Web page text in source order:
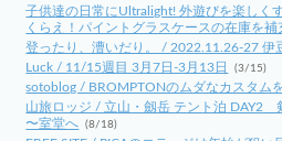
子供達の日常にUltralight! 外遊びを楽しく
くらえ！パイントグラスケースの在庫を補
登ったり、漕いだり。 / 2022.11.26-27 伊
Luck / 11/15週目 3月7日-3月13日 (3/15)
sotoblog / BROMPTONのムダなカスタム
山旅ロッジ / 立山・劔岳 テント泊 DAY2
〜室堂へ (8/18)